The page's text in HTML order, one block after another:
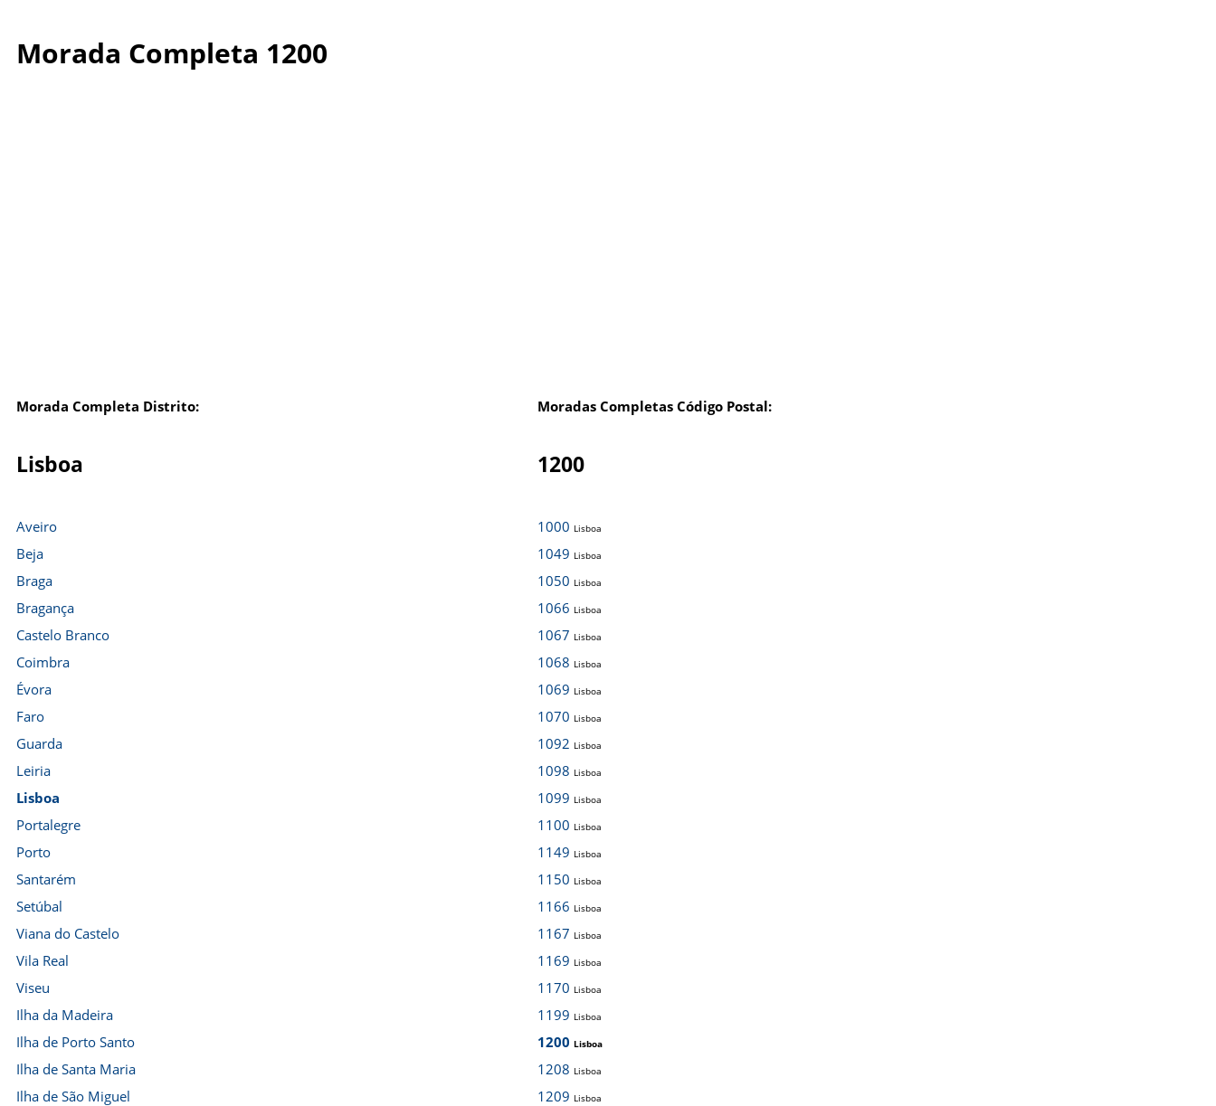
Morada Completa 1200
Morada Completa Distrito: Moradas Completas Código Postal:
Lisboa 1200
Aveiro
Beja
Braga
Bragança
Castelo Branco
Coimbra
Évora
Faro
Guarda
Leiria
Lisboa
Portalegre
Porto
Santarém
Setúbal
Viana do Castelo
Vila Real
Viseu
Ilha da Madeira
Ilha de Porto Santo
Ilha de Santa Maria
Ilha de São Miguel
1000 Lisboa
1049 Lisboa
1050 Lisboa
1066 Lisboa
1067 Lisboa
1068 Lisboa
1069 Lisboa
1070 Lisboa
1092 Lisboa
1098 Lisboa
1099 Lisboa
1100 Lisboa
1149 Lisboa
1150 Lisboa
1166 Lisboa
1167 Lisboa
1169 Lisboa
1170 Lisboa
1199 Lisboa
1200 Lisboa
1208 Lisboa
1209 Lisboa